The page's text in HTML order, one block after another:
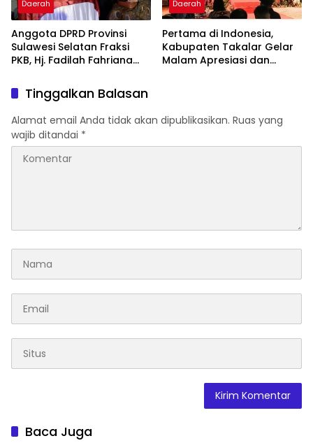
Daerah
Anggota DPRD Provinsi
Sulawesi Selatan Fraksi
PKB, Hj. Fadilah Fahriana
Takalar Menyalakan
Lentera Pengabdian
Melalui Malam Apresiasi
dan Inovasi Award 2026
Daerah
Pertama di Indonesia,
Kabupaten Takalar Gelar
Malam Apresiasi dan
Berprestasi
Tinggalkan Balasan
Alamat email Anda tidak akan dipublikasikan. Ruas yang
wajib ditandai *
Baca Juga